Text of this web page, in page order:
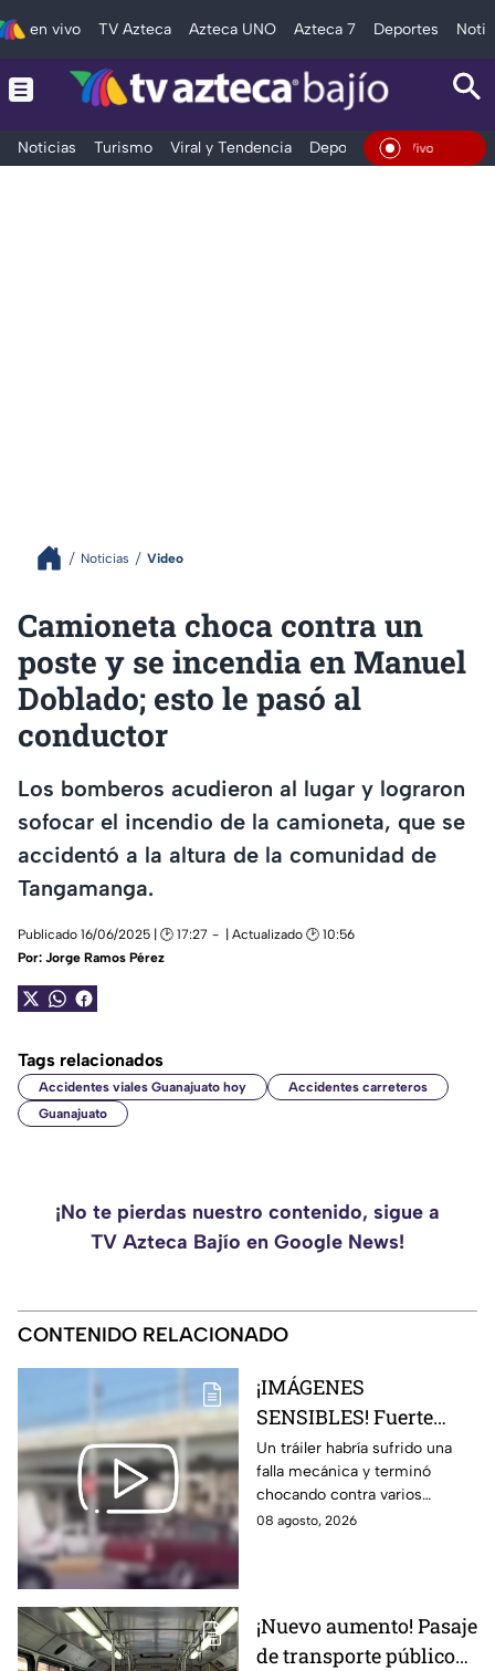
en vivo TV Azteca Azteca UNO Azteca 7 Deportes
Noticias Turismo Viral y Tendencia Deportes Espectáculos
En Vivo
Noticias Video
Camioneta choca contra un
poste y se incendia en Manuel
Doblado; esto le pasó al
conductor
Los bomberos acudieron al lugar y lograron
sofocar el incendio de la camioneta, que se
accidentó a la altura de la comunidad de
Tangamanga.
Publicado 16/06/2025 | 🕑 17:27
| Actualizado 🕑 10:56
Por: Jorge Ramos Pérez
Tags relacionados
Accidentes viales Guanajuato hoy
Accidentes carreteros
Guanajuato
¡No te pierdas nuestro contenido, sigue a
TV Azteca Bajío en Google News!
CONTENIDO RELACIONADO
¡IMÁGENES
SENSIBLES! Fuerte
choque de tráiler deja
una brut4l carambola
en Aguascalientes
Un tráiler habría sufrido una
falla mecánica y terminó
chocando contra varios
vehículos.
08 agosto, 2026
¡Nuevo aumento! Pasaje
de transporte público